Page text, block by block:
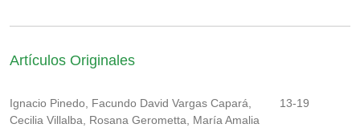
Artículos Originales
Ignacio Pinedo, Facundo David Vargas Capará,
Cecilia Villalba, Rosana Gerometta, María Amalia
13-19